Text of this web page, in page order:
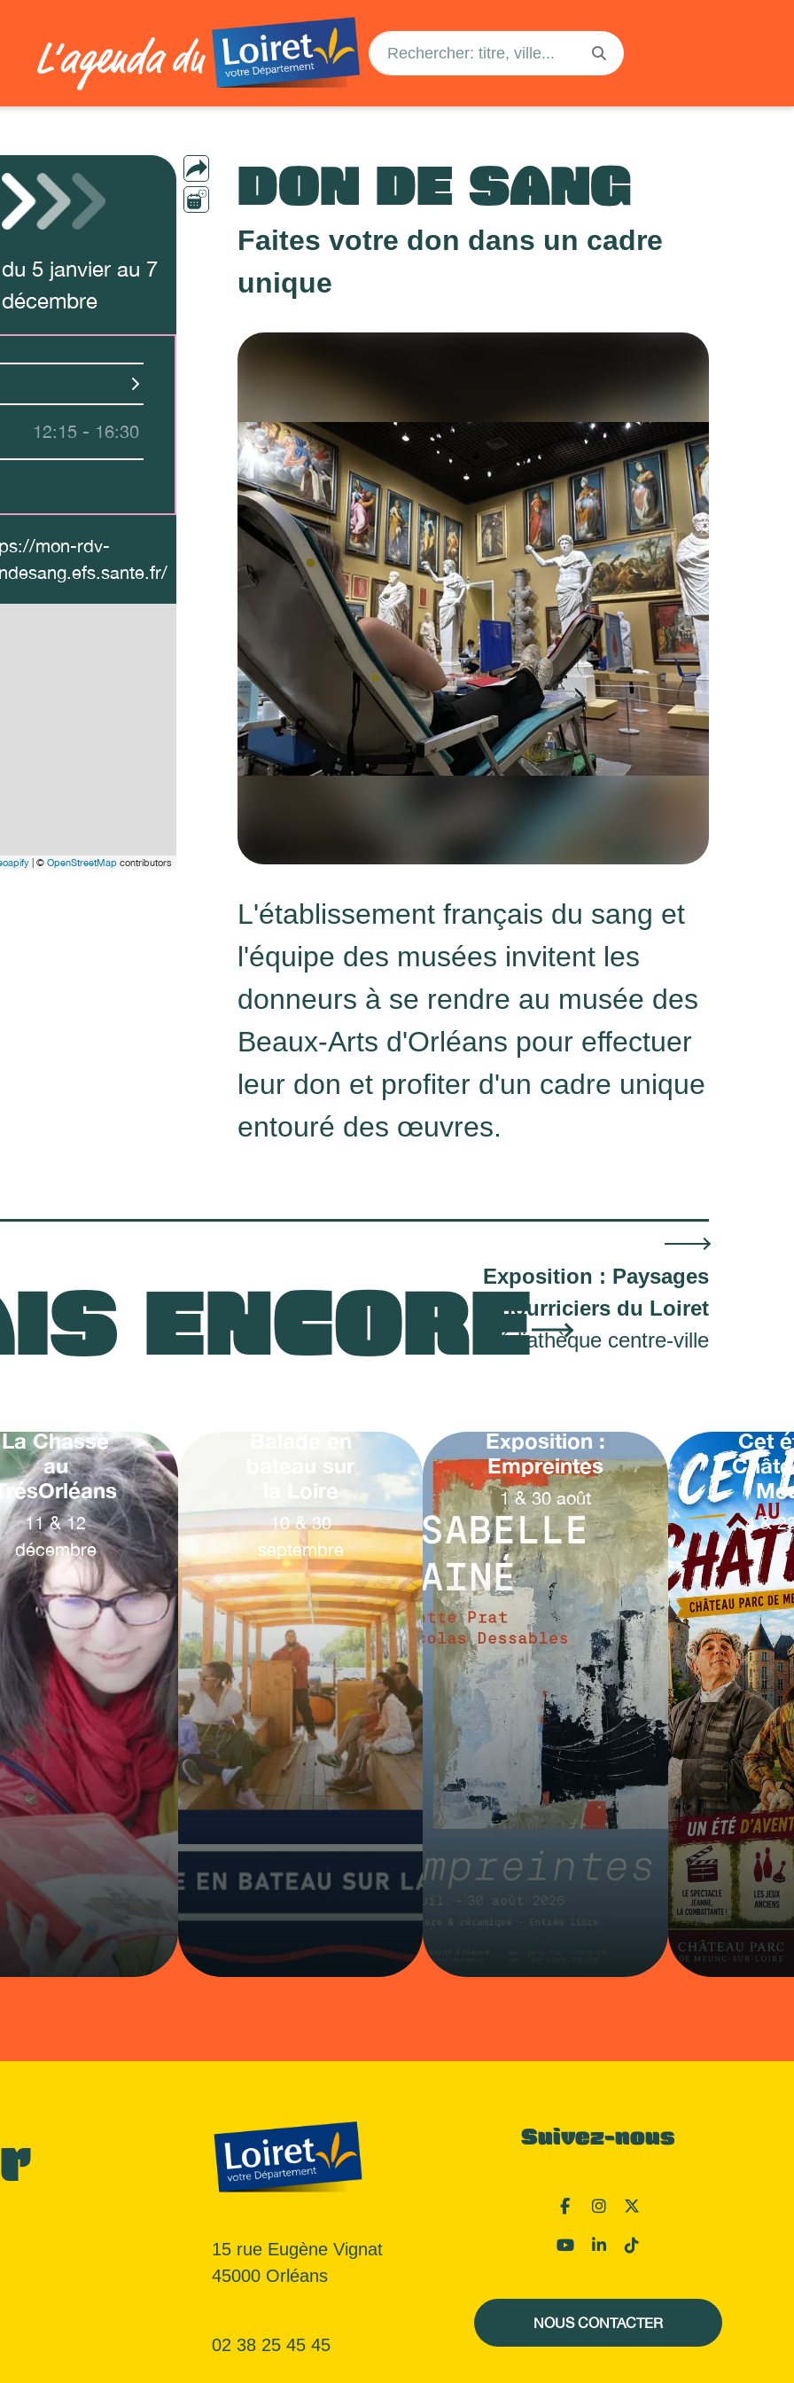
DON DE SANG
du 5 janvier au 7
décembre
12:15 - 16:30
mon-rdv-
| © OpenStreetMap contributors
Faites votre don dans un cadre
unique
L'établissement français du sang et
l'équipe des musées invitent les
donneurs à se rendre au musée des
Beaux-Arts d'Orléans pour effectuer
leur don et profiter d'un cadre unique
entouré des œuvres.
Exposition : Paysages
nourriciers du Loiret
Médiathèque centre-ville
ENCORE
La Chasse
au
11 & 12
décembre
Balade en
bateau sur
la Loire
10 & 30
septembre
Exposition :
Empreintes
1 & 30 août
Cet
4 &
15 rue Eugène Vignat
45000 Orléans
02 38 25 45 45
Suivez-nous
NOUS CONTACTER